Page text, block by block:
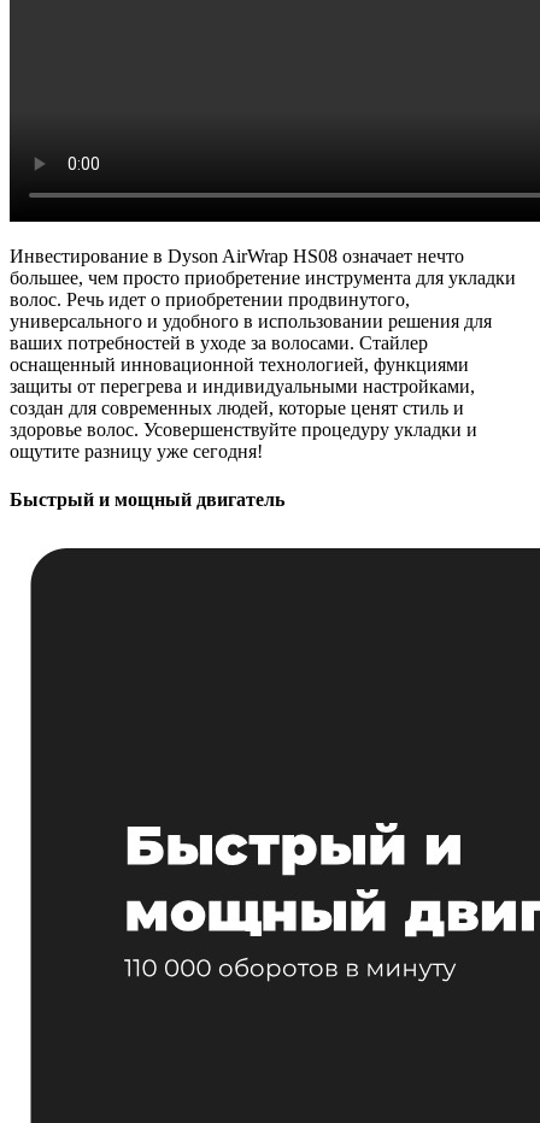
Инвестирование в Dyson AirWrap HS08 означает нечто
большее, чем просто приобретение инструмента для укладки
волос. Речь идет о приобретении продвинутого,
универсального и удобного в использовании решения для
ваших потребностей в уходе за волосами. Стайлер
оснащенный инновационной технологией, функциями
защиты от перегрева и индивидуальными настройками,
создан для современных людей, которые ценят стиль и
здоровье волос. Усовершенствуйте процедуру укладки и
ощутите разницу уже сегодня!
Быстрый и мощный двигатель